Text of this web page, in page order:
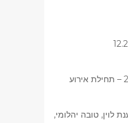
לוין, טובה יהלומי,